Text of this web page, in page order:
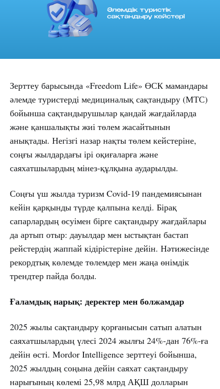
Зерттеу барысында «Freedom Life» ӨСК мамандары
әлемде туристерді медициналық сақтандыру (МТС)
бойынша сақтандырушылар қандай жағдайларда
және қаншалықты жиі төлем жасайтынын
анықтады. Негізгі назар нақты төлем кейстеріне,
соңғы жылдардағы ірі оқиғаларға және
саяхатшылардың мінез-құлқына аударылды.
Соңғы үш жылда туризм Covid-19 пандемиясынан
кейін қарқынды түрде қалпына келді. Бірақ
сапарлардың өсуімен бірге сақтандыру жағдайлары
да артып отыр: дауылдар мен ыстықтан бастап
рейстердің жаппай кідірістеріне дейін. Нәтижесінде
рекордтық көлемде төлемдер мен жаңа өнімдік
трендтер пайда болды.
Ғаламдық нарық: деректер мен болжамдар
2025 жылы сақтандыру қорғанысын сатып алатын
саяхатшылардың үлесі 2024 жылғы 24%-дан 76%-ға
дейін өсті. Mordor Intelligence зерттеуі бойынша,
2025 жылдың соңына дейін саяхат сақтандыру
нарығының көлемі 25,98 млрд АҚШ долларын